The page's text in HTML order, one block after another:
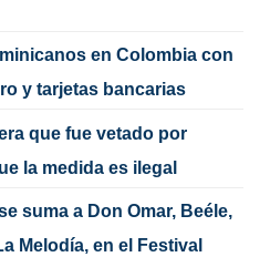
en Colombia con
y tarjetas bancarias
que fue vetado por
la medida es ilegal
suma a Don Omar, Beéle,
Melodía, en el Festival